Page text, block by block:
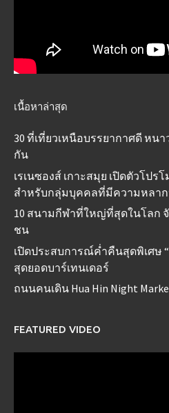
เนื้อหาล่าสุด
30 ที่เที่ยวเหนือบรรยากาศดี หน
กัน
เรเนซองส์ เกาะสมุย เปิดตัวโป
สำหรับกลุ่มบุคคลที่มีความหลาก
10 สนามกีฬาที่ใหญ่ที่สุดในโลก
ชน
เปิดประสบการณ์ค่ำคืนสุดพิเศษ
สุดยอดบาร์เทนเดอร์
ถนนคนเดิน Hua Hin Night
FEATURED VIDEO